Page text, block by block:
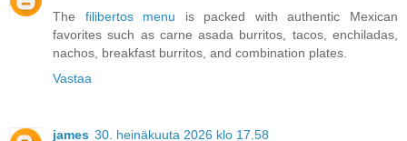
The filibertos menu is packed with authentic Mexican
favorites such as carne asada burritos, tacos, enchiladas,
nachos, breakfast burritos, and combination plates.
Vastaa
james 30. heinäkuuta 2026 klo 17.58